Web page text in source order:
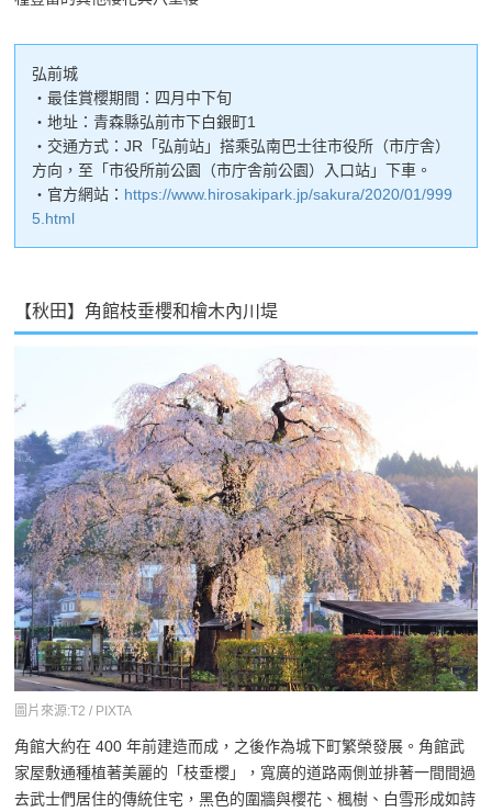
弘前城
・最佳賞櫻期間：四月中下旬
・地址：青森縣弘前市下白銀町1
・交通方式：JR「弘前站」搭乘弘南巴士往市役所（市庁舎）
方向，至「市役所前公園（市庁舎前公園）入口站」下車。
・官方網站： https://www.hirosakipark.jp/sakura/2020/01/999
5.html
【秋田】角館枝垂櫻和檜木內川堤
圖片來源:T2 / PIXTA
角館大約在 400 年前建造而成，之後作為城下町繁榮發展。角館武
家屋敷通種植著美麗的「枝垂櫻」，寬廣的道路兩側並排著一間間過
去武士們居住的傳統住宅，黑色的圍牆與櫻花、楓樹、白雪形成如詩